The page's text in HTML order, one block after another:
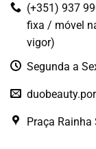
(+351) 937
fixa / móvel
vigor)
Segunda a
Praça Rainha